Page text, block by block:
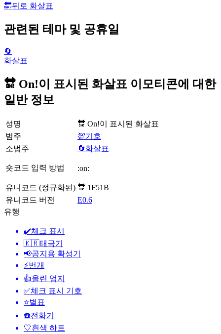
🔙뒤로 화살표
관련된 테마 및 공휴일
🔄
화살표
🔛 On!이 표시된 화살표 이모티콘에 대한
일반 정보
성명
🔛 On!이 표시된 화살표
범주
💯기호
소범주
🔄화살표
숏코드 입력 방법 :on:
유니코드 (정규화된) 🔛 1F51B
유니코드 버전
E0.6
유행
✔️체크 표시
🇰🇷태극기
📢공지용 확성기
⚡번개
👍올린 엄지
✅체크 표시 기호
⭐별표
☎️전화기
🤍흰색 하트